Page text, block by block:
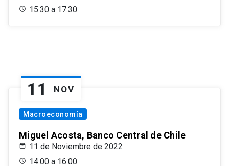
15:30 a 17:30
11 NOV
Macroeconomía
Miguel Acosta, Banco Central de Chile
11 de Noviembre de 2022
14:00 a 16:00